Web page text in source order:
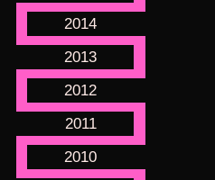
2014
2013
2012
2011
2010